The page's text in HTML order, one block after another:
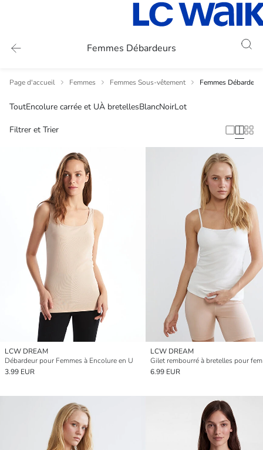
Femmes Débardeurs
Page d'accueil Femmes Femmes Sous-vêtement Femmes
ToutEncolure carrée et UÀ bretellesBlancNoirLot
Filtrer et Trier
LCW DREAM
Débardeur pour Femmes à Encolure en U
3.99 EUR
LCW DREAM
6.99 EUR